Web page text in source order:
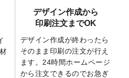
月始まりのカレンダーデザイン
ト
を公開いたしました。
した。
クリアファイルバッグ が作成で
になりました！
デザイン作成から
印刷注文までOK
デザイン作成が終わったら
そのまま印刷の注文が行え
ます。24時間ホームページ
から注文できるのでお急ぎ